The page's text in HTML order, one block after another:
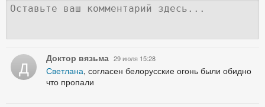
Д Доктор вязьма 29 июля 15:28
Светлана, согласен белорусские огонь были обидно
что пропали